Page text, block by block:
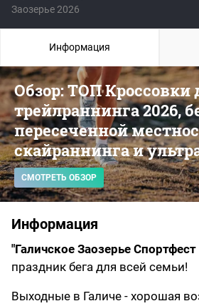
Заозерье 2026
Обзор: ТОП Кроссовки
трейлраннинга 2026,
пересеченной
скайраннинга и
СМОТРЕТЬ ОБЗОР
Информация
"Галичское Заозерье
праздник бега для всей семьи!
Выходные в Галиче - хорошая
Информация